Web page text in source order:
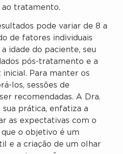
ao tratamento.
pode variar de 8 a
de fatores individuais
idade do paciente, seu
pós-tratamento e a
Para manter os
los, sessões de
recomendadas. A Dra.
sua prática, enfatiza a
as expectativas com o
o objetivo é um
e a criação de um olhar